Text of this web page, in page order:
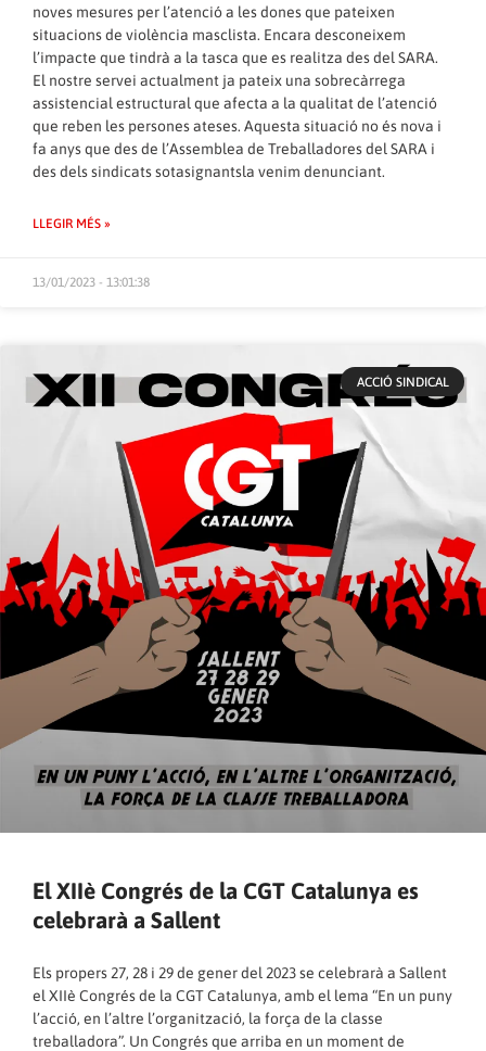
noves mesures per l’atenció a les dones que pateixen
situacions de violència masclista. Encara desconeixem
l’impacte que tindrà a la tasca que es realitza des del SARA.
El nostre servei actualment ja pateix una sobrecàrrega
assistencial estructural que afecta a la qualitat de l’atenció
que reben les persones ateses. Aquesta situació no és nova i
fa anys que des de l’Assemblea de Treballadores del SARA i
des dels sindicats sotasignantsla venim denunciant.
LLEGIR MÉS »
13/01/2023 - 13:01:38
ACCIÓ SINDICAL
El XIIè Congrés de la CGT Catalunya es
celebrarà a Sallent
Els propers 27, 28 i 29 de gener del 2023 se celebrarà a Sallent
el XIIè Congrés de la CGT Catalunya, amb el lema “En un puny
l’acció, en l’altre l’organització, la força de la classe
treballadora”. Un Congrés que arriba en un moment de